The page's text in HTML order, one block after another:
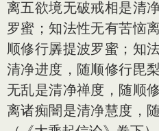
离五欲境无破戒相是清
罗蜜；知法性无有苦恼
顺修行羼提波罗蜜；知
清净进度，随顺修行毘
无乱是清净禅度，随顺
离诸痴闇是清净慧度，